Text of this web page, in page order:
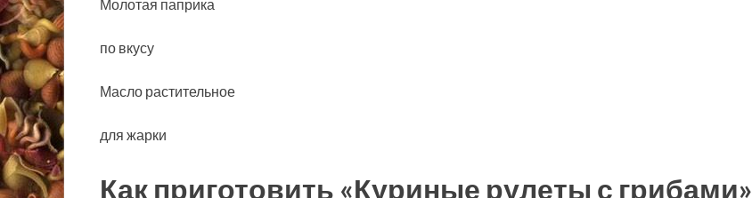
Молотая паприка
по вкусу
Масло растительное
для жарки
Как приготовить «Куриные рулеты с грибами»